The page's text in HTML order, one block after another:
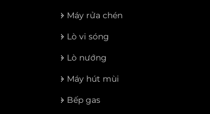
Máy rửa chén
Lò vi sóng
Lò nướng
Máy hút mùi
Bếp gas